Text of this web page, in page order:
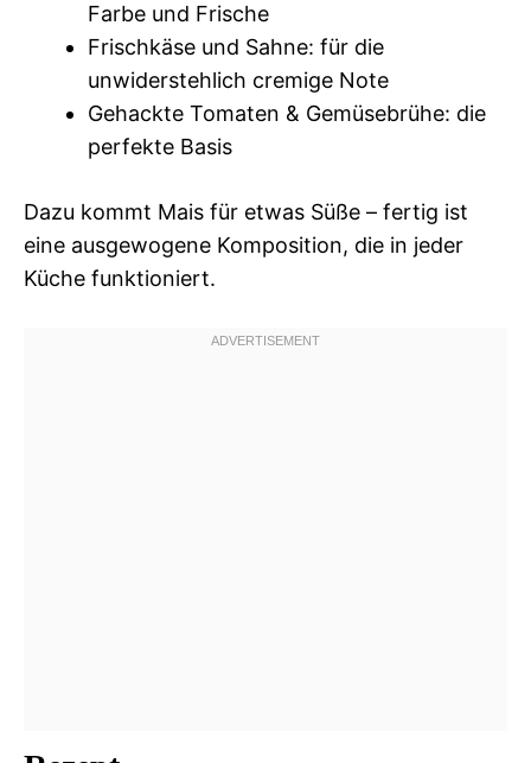
Farbe und Frische
Frischkäse und Sahne: für die
unwiderstehlich cremige Note
Gehackte Tomaten & Gemüsebrühe: die
perfekte Basis
Dazu kommt Mais für etwas Süße – fertig ist
eine ausgewogene Komposition, die in jeder
Küche funktioniert.